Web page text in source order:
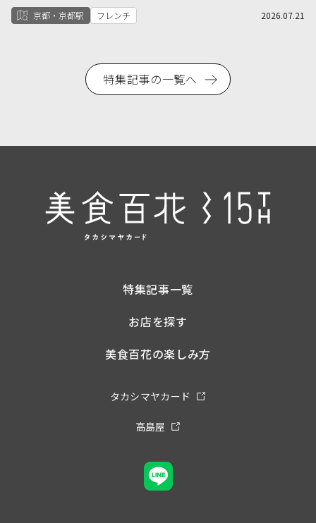
京都・京都駅 フレンチ 2026.07.21
特集記事の一覧へ
特集記事一覧
お店を探す
美食百花の楽しみ方
タカシマヤカード
高島屋